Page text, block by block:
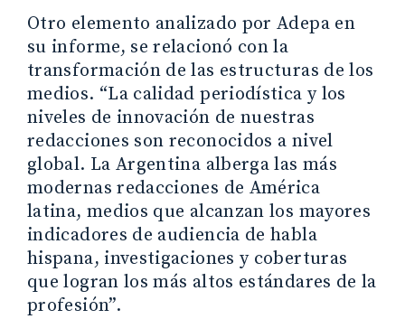
Otro elemento analizado por Adepa en
su informe, se relacionó con la
transformación de las estructuras de los
medios. “La calidad periodística y los
niveles de innovación de nuestras
redacciones son reconocidos a nivel
global. La Argentina alberga las más
modernas redacciones de América
latina, medios que alcanzan los mayores
indicadores de audiencia de habla
hispana, investigaciones y coberturas
que logran los más altos estándares de la
profesión”.